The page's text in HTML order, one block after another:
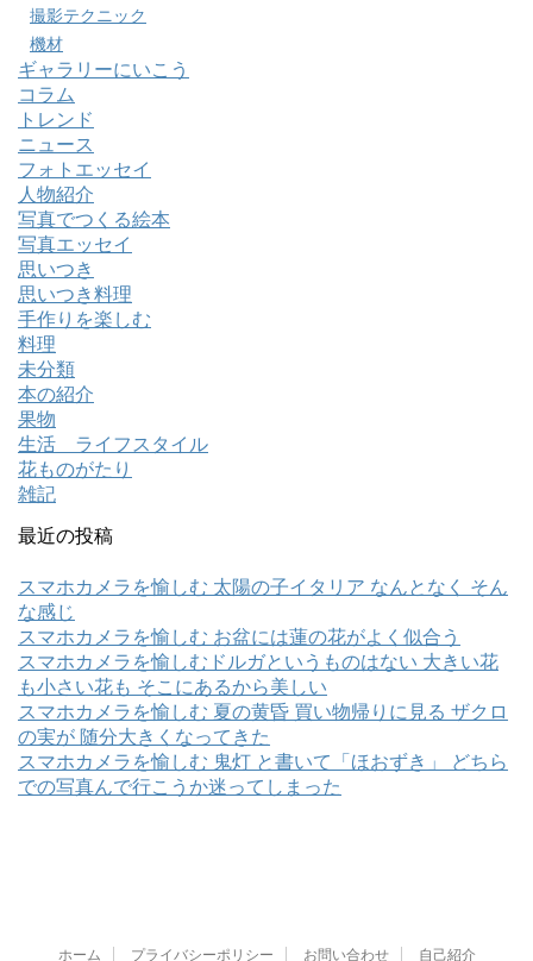
撮影テクニック
機材
ギャラリーにいこう
コラム
トレンド
ニュース
フォトエッセイ
人物紹介
写真でつくる絵本
写真エッセイ
思いつき
思いつき料理
手作りを楽しむ
料理
未分類
本の紹介
果物
生活 ライフスタイル
花ものがたり
雑記
最近の投稿
スマホカメラを愉しむ 太陽の子イタリア なんとなく そん
な感じ
スマホカメラを愉しむ お盆には蓮の花がよく似合う
スマホカメラを愉しむドルガというものはない 大きい花
も小さい花も そこにあるから美しい
スマホカメラを愉しむ 夏の黄昏 買い物帰りに見る ザクロ
の実が 随分大きくなってきた
スマホカメラを愉しむ 鬼灯 と書いて「ほおずき」 どちら
での写真んで行こうか迷ってしまった
ホーム プライバシーポリシー お問い合わせ 自己紹介